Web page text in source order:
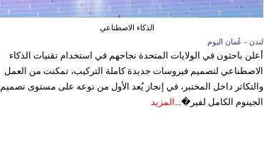
الذكاء الاصطناعي
لندن - عُمان اليوم
أعلن باحثون في الولايات المتحدة نجاحهم في استخدام تقنيات الذكاء
الاصطناعي لتصميم فيروسات جديدة كاملة التركيب، تمكنت من العمل
والتكاثر داخل المختبر، في إنجاز يُعد الأول من نوعه على مستوى تصميم
الجينوم الكامل لفير�... المزيد